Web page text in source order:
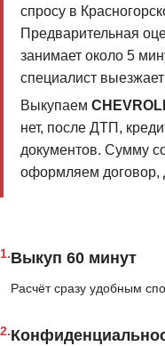
спросу в
Предварительная
занимает около 5
специалист
Выкупаем
нет, после ДТП,
документов. Сумму
оформляем договор,
1.Выкуп 60 минут
Расчёт сразу удобным
2.